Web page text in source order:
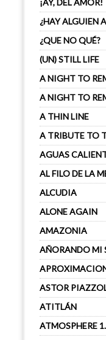
¡AY, DEL AMOR!
¿HAY ALGUIEN
¿QUE NO QUÉ?
(UN) STILL LIFE
A NIGHT TO
A NIGHT TO
A THIN LINE
A TRIBUTE TO
AGUAS
AL FILO DE LA
ALCUDIA
ALONE AGAIN
AMAZONIA
AÑORANDO MI
ASTOR
ATITLÁN
ATMOSPHERE